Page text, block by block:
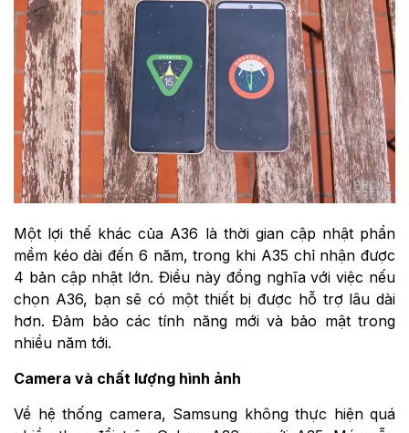
Một lợi thế khác của A36 là thời gian cập nhật phần
mềm kéo dài đến 6 năm, trong khi A35 chỉ nhận được
4 bản cập nhật lớn. Điều này đồng nghĩa với việc nếu
chọn A36, bạn sẽ có một thiết bị được hỗ trợ lâu dài
hơn. Đảm bảo các tính năng mới và bảo mật trong
nhiều năm tới.
Camera và chất lượng hình ảnh
Về hệ thống camera, Samsung không thực hiện quá